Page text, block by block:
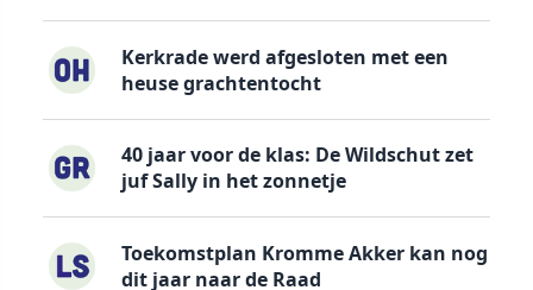
Kerkrade werd afgesloten met een
heuse grachtentocht
40 jaar voor de klas: De Wildschut zet
juf Sally in het zonnetje
Toekomstplan Kromme Akker kan nog
dit jaar naar de Raad